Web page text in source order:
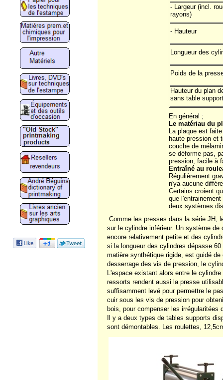
- Largeur (incl.
rayons)
- Hauteur
Longueur des
Poids de la
Hauteur du plan
sans table support
En général ;
Le matériau du
La plaque est
haute pression et
couche de
se déforme pas,
pression, facile à
Entraîné au
Régulièrement
n'ya aucune
Certains croient
que
deux systèmes
Comme les presses dans la série JH,
sur le cylindre inférieur. Un système
encore relativement petite et des
si la longueur des cylindres dépasse
matière synthétique rigide, est guidé
desserrage des vis de pression, le
L'espace existant alors entre le
ressorts rendent aussi la presse
suffisamment levé pour permettre le
cuir sous les vis de pression pour
bois, pour compenser les
Il y a deux types de tables supports
sont démontables. Les roulettes,